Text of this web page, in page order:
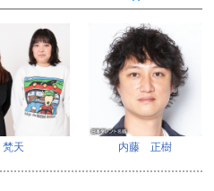
梵天 内藤 正樹